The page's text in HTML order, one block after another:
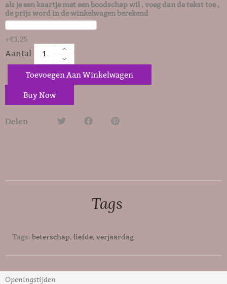
als je een kaartje met een boodschap wil , voeg dan de tekst toe ,
de prijs word in de winkelwagen berekend
+€1,25
Toevoegen Aan Winkelwagen
Buy Now
Delen
Tags
Tags: beterschap, liefde, verjaardag
Openingstijden